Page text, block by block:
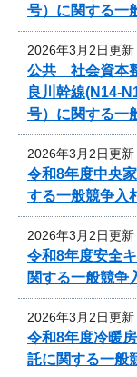
号）に関する一
2026年3月2日更新
公共 社会資本
良川幹線(N14-
号）に関する一
2026年3月2日更新
令和8年度中央
する一般競争入
2026年3月2日更新
令和8年度安全
関する一般競争
2026年3月2日更新
令和8年度冷暖
託に関する一般